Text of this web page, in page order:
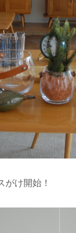
がけ開始！